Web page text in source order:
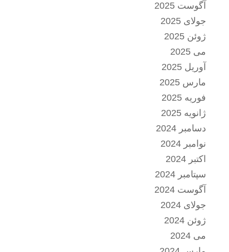
آگوست 2025
جولای 2025
ژوئن 2025
می 2025
آوریل 2025
مارس 2025
فوریه 2025
ژانویه 2025
دسامبر 2024
نوامبر 2024
اکتبر 2024
سپتامبر 2024
آگوست 2024
جولای 2024
ژوئن 2024
می 2024